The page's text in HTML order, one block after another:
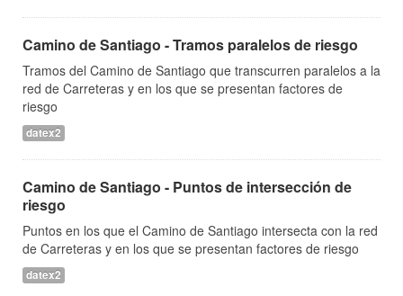
Camino de Santiago - Tramos paralelos de riesgo
Tramos del Camino de Santiago que transcurren paralelos a la
red de Carreteras y en los que se presentan factores de
riesgo
datex2
Camino de Santiago - Puntos de intersección de
riesgo
Puntos en los que el Camino de Santiago intersecta con la red
de Carreteras y en los que se presentan factores de riesgo
datex2